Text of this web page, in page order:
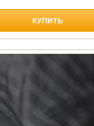
КУПИТЬ